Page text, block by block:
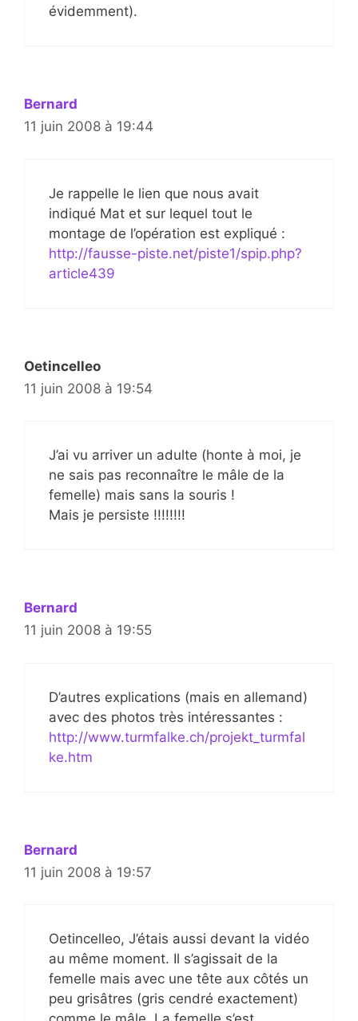
évidemment).
Bernard
11 juin 2008 à 19:44
Je rappelle le lien que nous avait
indiqué Mat et sur lequel tout le
montage de l’opération est expliqué :
http://fausse-piste.net/piste1/spip.php?
article439
Oetincelleo
11 juin 2008 à 19:54
J’ai vu arriver un adulte (honte à moi, je
ne sais pas reconnaître le mâle de la
femelle) mais sans la souris !
Mais je persiste !!!!!!!!
Bernard
11 juin 2008 à 19:55
D’autres explications (mais en allemand)
avec des photos très intéressantes :
http://www.turmfalke.ch/projekt_turmfal
ke.htm
Bernard
11 juin 2008 à 19:57
Oetincelleo, J’étais aussi devant la vidéo
au même moment. Il s’agissait de la
femelle mais avec une tête aux côtés un
peu grisâtres (gris cendré exactement)